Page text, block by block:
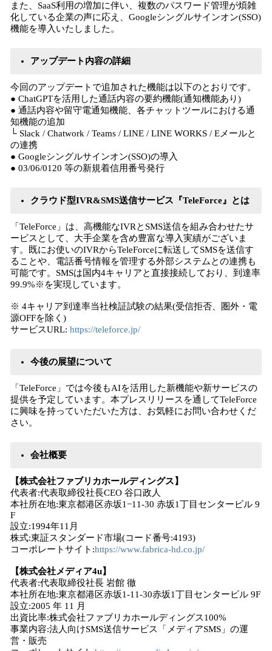
また、SaaS利用の増加に伴い、複数のパスワード管理が煩雑
化している企業の声に応え、Googleシングルサインオン(SSO)
機能を導入いたしました。
アップデート内容の詳細
今回のアップデートで追加された機能は以下のとおりです。
● ChatGPTを活用した通話内容の要約機能(通知機能あり)
● 通話内容や留守電通知機能、各チャットツールにおける通
知機能の追加
└ Slack / Chatwork / Teams / LINE / LINE WORKS / Eメールと
の連携
● Googleシングルサインオン(SSO)の導入
● 03/06/0120 等の新規着信用番号発行
クラウド型IVR&SMS送信サービス『TeleForce』とは
「TeleForce」は、高機能なIVRとSMS送信を組み合わせたサ
ービスとして、大手企業を含め豊富な導入実績がございま
す。既にお使いのIVRからTeleForceに転送してSMSを送信す
ることや、電話番号情報を管理する外部システムとの連携も
可能です。SMSは国内4キャリアと直接接続しており、到達率
99.9%※を実現しています。
※ 4キャリア到達率当社検証試験の結果(受信拒否、圏外・電
源OFFを除く)
サービスURL: https://teleforce.jp/
今後の展望について
「TeleForce」では今後もAIを活用した新機能や新サービスの
提供を予定しています。本プレスリリースを通してTeleForce
に興味を持っていただいた方は、お気軽にお問い合わせくだ
さい。
会社概要
【株式会社ファブリカホールディングス】
代表者:代表取締役社長CEO 谷口政人
本社所在地:東京都港区赤坂1−11-30 赤坂1丁目センタービル 9
F
設立:1994年11月
株式:東証スタンダード市場(コード番号:4193)
コーポレートサイト:https://www.fabrica-hd.co.jp/
【株式会社メディア4u】
代表者:代表取締役社長 岩館 徹
本社所在地:東京都港区赤坂1-11-30赤坂1丁目センタービル 9F
設立:2005 年 11 月
出資比率:株式会社ファブリカホールディングス100%
事業内容:法人向けSMS送信サービス「メディアSMS」の運
営・販売